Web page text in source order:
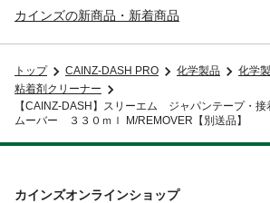
カインズの新商品・新着商品
トップ CAINZ-DASH PRO 化学製品 化学
粘着剤クリーナー
【CAINZ-DASH】スリーエム ジャパンテープ・接
ムーバー ３３０ｍｌ M/REMOVER【別送品】
カインズオンラインショップ